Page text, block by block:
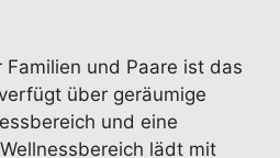
und Paare ist das
über geräumige
und eine
lädt mit